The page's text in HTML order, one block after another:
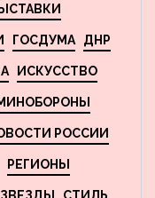
ГОСДУМА ДНР
ИСКУССТВО
РОССИИ
РЕГИОНЫ